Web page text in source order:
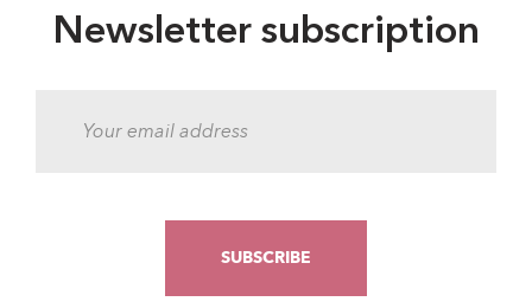
Newsletter subscription